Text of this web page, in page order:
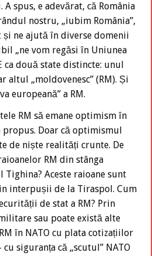
spus, e adevărat, că România
nostru, „iubim România”,
și ne ajută în diverse domenii
„ne vom regăsi în Uniunea
ca două state distincte: unul
altul „moldovenesc” (RM). Și
europeană” a RM.
RM să emane optimism în
Doar că optimismul
de niște realități crunte. De
RM din stânga
Aceste raioane sunt
interpușii de la Tiraspol. Cum
de stat a RM? Prin
sau poate există alte
în NATO cu plata cotizațiilor
siguranța că „scutul” NATO